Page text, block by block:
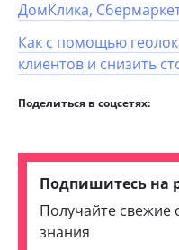
ДомКлика,
Как с помощью
клиентов и снизить
Поделиться в соцсетях:
Подпишитесь на
Получайте свежие
знания